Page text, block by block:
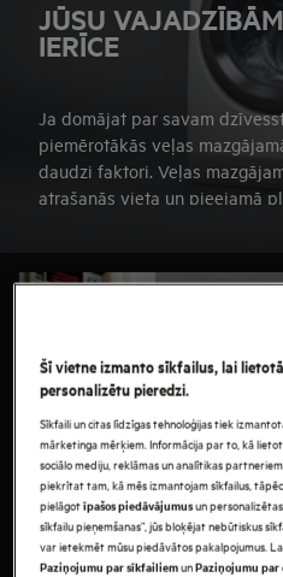
JŪSU
IERĪCE
Ja domājat par savam
piemērotākās veļas
daudzi faktori. Veļas
atrašanās vieta un pieejamā
veļas mazgājamo mašīnu.
Šī vietne izmanto sīkfailus, lai
personalizētu pieredzi.
Sīkfaili un citas līdzīgas tehnoloģijas tiek
mārketinga mērķiem. Informācija par to, kā
sociālo mediju, reklāmas un analītikas
piekrītat tam, kā mēs izmantojam sīkfailus,
pielāgotīpašos piedāvājumusun
sīkfailu pieņemšanas”, jūs bloķējat nebūtiskus
var ietekmēt mūsu piedāvātos pakalpojumus.
Paziņojumu par sīkfailiemunPaziņojumu